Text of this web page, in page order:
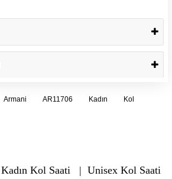
Armani AR11706 Kadın
Kol
Kadın Kol Saati | Unisex Kol Saati